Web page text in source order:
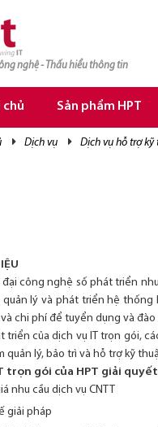
nghệ - Thấu hiểu thông tin
chủ Sản phẩm HPT
dịch vụ dịch vụ hỗ trợ
đại công nghệ số phát triển
lý và phát triển hệ thống
chi phí để tuyển dụng và
triển của dịch vụ IT trọn gói,
quản lý, bảo trì và hỗ trợ kỹ
trọn gói của HPT giải
nhu cầu dịch vụ CNTT
giải pháp